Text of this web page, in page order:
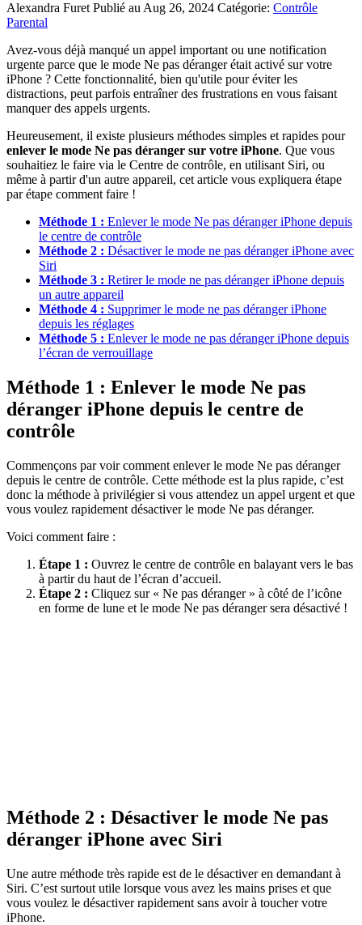
Alexandra Furet Publié au Aug 26, 2024 Catégorie: Contrôle
Parental
Avez-vous déjà manqué un appel important ou une notification
urgente parce que le mode Ne pas déranger était activé sur votre
iPhone ? Cette fonctionnalité, bien qu'utile pour éviter les
distractions, peut parfois entraîner des frustrations en vous faisant
manquer des appels urgents.
Heureusement, il existe plusieurs méthodes simples et rapides pour
enlever le mode Ne pas déranger sur votre iPhone. Que vous
souhaitiez le faire via le Centre de contrôle, en utilisant Siri, ou
même à partir d'un autre appareil, cet article vous expliquera étape
par étape comment faire !
Méthode 1 : Enlever le mode Ne pas déranger iPhone depuis
le centre de contrôle
Méthode 2 : Désactiver le mode ne pas déranger iPhone avec
Siri
Méthode 3 : Retirer le mode ne pas déranger iPhone depuis
un autre appareil
Méthode 4 : Supprimer le mode ne pas déranger iPhone
depuis les réglages
Méthode 5 : Enlever le mode ne pas déranger iPhone depuis
l’écran de verrouillage
Méthode 1 : Enlever le mode Ne pas
déranger iPhone depuis le centre de
contrôle
Commençons par voir comment enlever le mode Ne pas déranger
depuis le centre de contrôle. Cette méthode est la plus rapide, c’est
donc la méthode à privilégier si vous attendez un appel urgent et que
vous voulez rapidement désactiver le mode Ne pas déranger.
Voici comment faire :
Étape 1 : Ouvrez le centre de contrôle en balayant vers le bas
à partir du haut de l’écran d’accueil.
Étape 2 : Cliquez sur « Ne pas déranger » à côté de l’icône
en forme de lune et le mode Ne pas déranger sera désactivé !
Méthode 2 : Désactiver le mode Ne pas
déranger iPhone avec Siri
Une autre méthode très rapide est de le désactiver en demandant à
Siri. C’est surtout utile lorsque vous avez les mains prises et que
vous voulez le désactiver rapidement sans avoir à toucher votre
iPhone.